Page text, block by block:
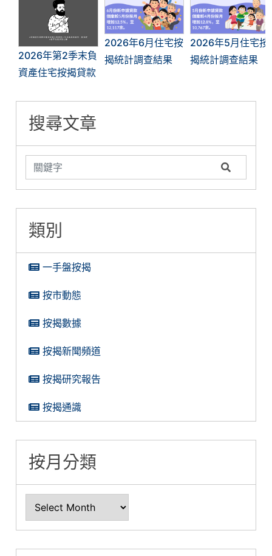
2026年第2季末負
資產住宅按揭貸款
2026年6月住宅按
揭統計調查結果
2026年5月住宅按
揭統計調查結果
搜尋文章
類別
一手盤按揭
按市動態
按揭數據
按揭新聞頻道
按揭研究報告
按揭通識
按月分類